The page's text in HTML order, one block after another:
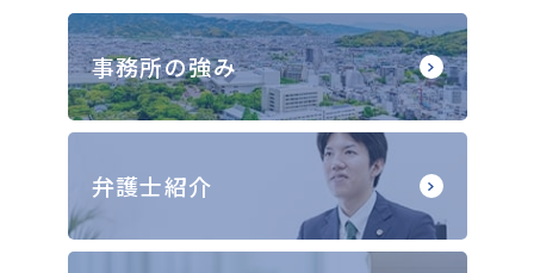
事務所の強み
弁護士紹介